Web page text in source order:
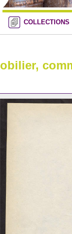
COLLECTIONS